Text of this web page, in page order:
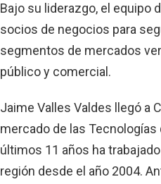
Bajo su liderazgo, el equipo
socios de negocios para
segmentos de mercados
público y comercial.
Jaime Valles Valdes llegó a
mercado de las Tecnologías
últimos 11 años ha
región desde el año 2004.